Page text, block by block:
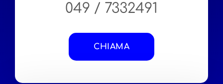
049 / 7332491
CHIAMA